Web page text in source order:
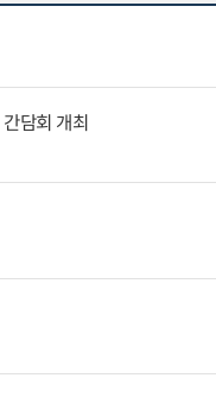
담회 개최